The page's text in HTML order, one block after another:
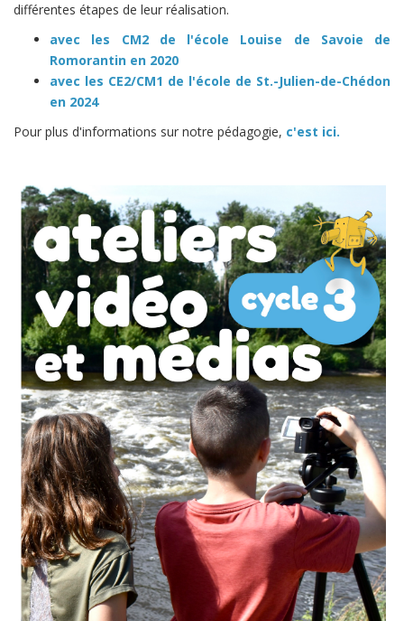
différentes étapes de leur réalisation.
avec les CM2 de l'école Louise de Savoie de
Romorantin en 2020
avec les CE2/CM1 de l'école de St.-Julien-de-Chédon
en 2024
Pour plus d'informations sur notre pédagogie, c'est ici.